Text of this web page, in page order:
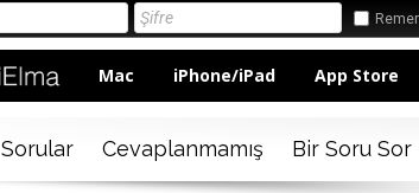
Mac iPhone/iPad App Store
Sorular Cevaplanmamış Bir Soru Sor